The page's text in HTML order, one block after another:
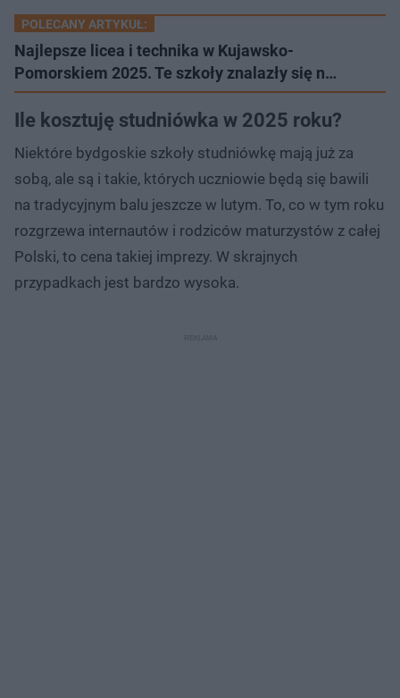
POLECANY ARTYKUŁ:
Najlepsze licea i technika w Kujawsko-
Pomorskiem 2025. Te szkoły znalazły się n…
Ile kosztuję studniówka w 2025 roku?
Niektóre bydgoskie szkoły studniówkę mają już za
sobą, ale są i takie, których uczniowie będą się bawili
na tradycyjnym balu jeszcze w lutym. To, co w tym roku
rozgrzewa internautów i rodziców maturzystów z całej
Polski, to cena takiej imprezy. W skrajnych
przypadkach jest bardzo wysoka.